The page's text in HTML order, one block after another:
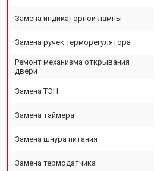
Замена индикаторной лампы
Замена ручек терморегулятора
Ремонт механизма открывания
двери
Замена ТЭН
Замена таймера
Замена шнура питания
Замена термодатчика